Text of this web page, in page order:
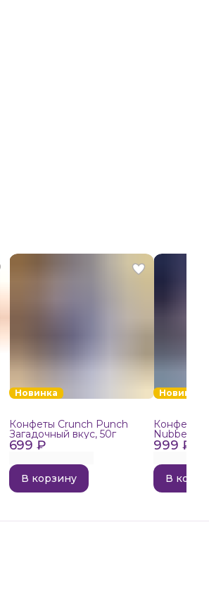
Новинка
699 ₽
Конфеты Crunch Punch
Загадочный вкус, 50г
В корзину
Новинка
999 ₽
Конфеты
Nubbee
В